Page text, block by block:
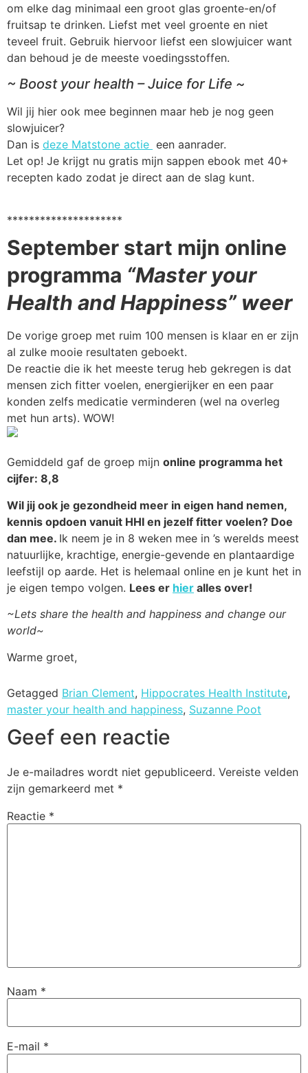
om elke dag minimaal een groot glas groente-en/of
fruitsap te drinken. Liefst met veel groente en niet
teveel fruit. Gebruik hiervoor liefst een slowjuicer want
dan behoud je de meeste voedingsstoffen.
~ Boost your health – Juice for Life ~
Wil jij hier ook mee beginnen maar heb je nog geen
slowjuicer?
Dan is deze Matstone actie een aanrader.
Let op! Je krijgt nu gratis mijn sappen ebook met 40+
recepten kado zodat je direct aan de slag kunt.
*********************
September start mijn online
programma “Master your
Health and Happiness” weer
De vorige groep met ruim 100 mensen is klaar en er zijn
al zulke mooie resultaten geboekt.
De reactie die ik het meeste terug heb gekregen is dat
mensen zich fitter voelen, energierijker en een paar
konden zelfs medicatie verminderen (wel na overleg
met hun arts). WOW!
Gemiddeld gaf de groep mijn online programma het
cijfer: 8,8
Wil jij ook je gezondheid meer in eigen hand nemen,
kennis opdoen vanuit HHI en jezelf fitter voelen? Doe
dan mee. Ik neem je in 8 weken mee in ’s werelds meest
natuurlijke, krachtige, energie-gevende en plantaardige
leefstijl op aarde. Het is helemaal online en je kunt het in
je eigen tempo volgen. Lees er hier alles over!
~Lets share the health and happiness and change our
world~
Warme groet,
Getagged Brian Clement, Hippocrates Health Institute,
master your health and happiness, Suzanne Poot
Geef een reactie
Je e-mailadres wordt niet gepubliceerd. Vereiste velden
zijn gemarkeerd met *
Reactie *
Naam *
E-mail *